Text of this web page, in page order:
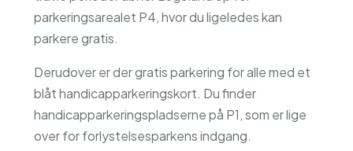
parkeringsarealet P4, hvor du ligeledes kan
parkere gratis.
Derudover er der gratis parkering for alle med et
blåt handicapparkeringskort. Du finder
handicapparkeringspladserne på P1, som er lige
over for forlystelsesparkens indgang.